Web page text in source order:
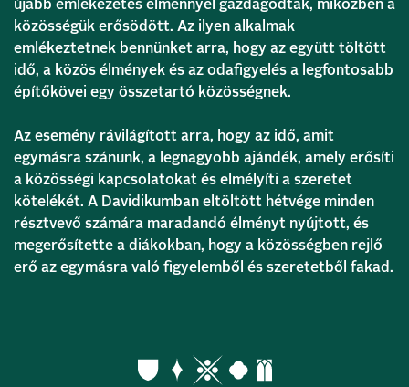
újabb emlékezetes élménnyel gazdagodtak, miközben a
közösségük erősödött. Az ilyen alkalmak
emlékeztetnek bennünket arra, hogy az együtt töltött
idő, a közös élmények és az odafigyelés a legfontosabb
építőkövei egy összetartó közösségnek.
Az esemény rávilágított arra, hogy az idő, amit
egymásra szánunk, a legnagyobb ajándék, amely erősíti
a közösségi kapcsolatokat és elmélyíti a szeretet
kötelékét. A Davidikumban eltöltött hétvége minden
résztvevő számára maradandó élményt nyújtott, és
megerősítette a diákokban, hogy a közösségben rejlő
erő az egymásra való figyelemből és szeretetből fakad.